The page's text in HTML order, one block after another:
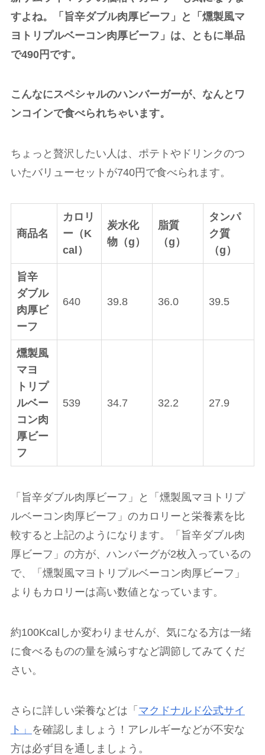
すよね。「旨辛ダブル肉厚ビーフ」と「燻製風マ
ヨトリプルベーコン肉厚ビーフ」は、ともに単品
で490円です。
こんなにスペシャルのハンバーガーが、なんとワ
ンコインで食べられちゃいます。
ちょっと贅沢したい人は、ポテトやドリンクのつ
いたバリューセットが740円で食べられます。
商品名
カロリ
ー（K
cal）
炭水化
物（g）
脂質
（g）
タンパ
ク質
（g）
旨辛
ダブル
肉厚ビ
ーフ
640 39.8 36.0 39.5
燻製風
マヨ
トリプ
ルベー
コン肉
厚ビー
フ
539 34.7 32.2 27.9
「旨辛ダブル肉厚ビーフ」と「燻製風マヨトリプ
ルベーコン肉厚ビーフ」のカロリーと栄養素を比
較すると上記のようになります。「旨辛ダブル肉
厚ビーフ」の方が、ハンバーグが2枚入っているの
で、「燻製風マヨトリプルベーコン肉厚ビーフ」
よりもカロリーは高い数値となっています。
約100Kcalしか変わりませんが、気になる方は一緒
に食べるものの量を減らすなど調節してみてくだ
さい。
さらに詳しい栄養などは「 マクドナルド公式サイ
ト」 を確認しましょう！アレルギーなどが不安な
方は必ず目を通しましょう。